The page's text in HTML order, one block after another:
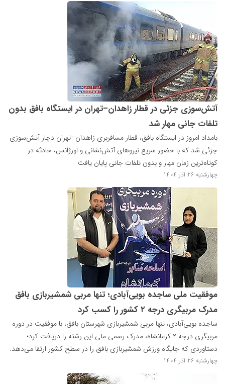
آتش‌سوزی جزئی در قطار زاهدان–تهران در ایستگاه بافق بدون
تلفات جانی مهار شد
بامداد امروز در ایستگاه بافق، قطار مسافربری زاهدان–تهران دچار آتش‌سوزی
جزئی شد که با حضور سریع نیروهای آتش‌نشانی و اورژانس، حادثه در
کوتاه‌ترین زمان مهار و بدون تلفات جانی پایان یافت
چهارشنبه 26 آذر 1404
موفقیت ملی ساجده بویی‌آبادی؛ تنها مربی شمشیربازی بافق
مدرک مربیگری درجه ۲ کشور را کسب کرد
ساجده بویی‌آبادی، تنها مربی شمشیربازی شهرستان بافق، با موفقیت در دوره
مربیگری درجه ۲ کرمانشاه، مدرک رسمی ملی این رشته را دریافت کرد؛
دستاوردی که جایگاه ورزش شمشیربازی بافق را در سطح کشور ارتقا می‌دهد.
چهارشنبه 26 آذر 1404